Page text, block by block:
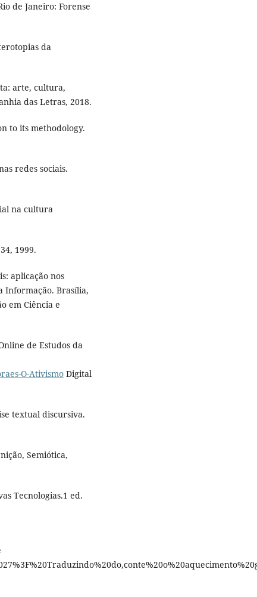
de Janeiro: Forense
da
arte, cultura,
das Letras, 2018.
to its methodology.
redes sociais.
na cultura
1999.
aplicação nos
Informação. Brasília,
em Ciência e
de Estudos da
O-Ativismo Digital
textual discursiva.
Semiótica,
Tecnologias.1 ed.